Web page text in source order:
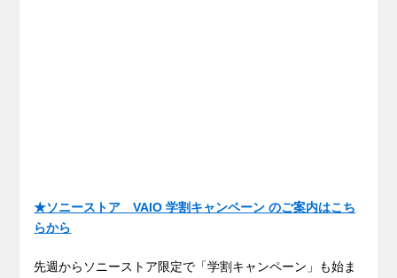
★ソニーストア VAIO 学割キャンペーン のご案内はこち
らから
先週からソニーストア限定で「学割キャンペーン」も始ま